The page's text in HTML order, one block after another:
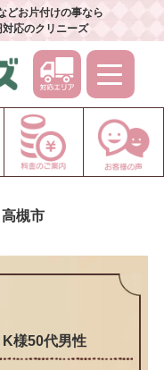
どお片付けの事なら
応のクリニーズ
高槻市
様50代男性